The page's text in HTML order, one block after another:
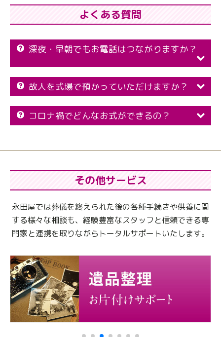
よくある質問
深夜・早朝でもお電話はつながりますか？
故人を式場で預かっていただけますか？
コロナ禍でどんなお式ができるの？
その他サービス
永田屋では葬儀を終えられた後の各種手続きや供養に関
する様々な相談も、 経験豊富なスタッフと信頼できる専
門家と連携を取りながらトータルサポートいたします。